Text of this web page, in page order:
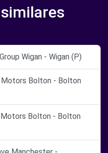
Wigan - Wigan (P)
Bolton - Bolton
Bolton - Bolton